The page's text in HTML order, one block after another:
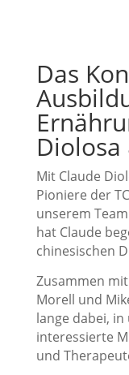
Das
Diolosa
Mit Claude
Pioniere der
unserem
hat Claude
chinesischen
Zusammen
Morell und
lange dabei,
interessierte
und